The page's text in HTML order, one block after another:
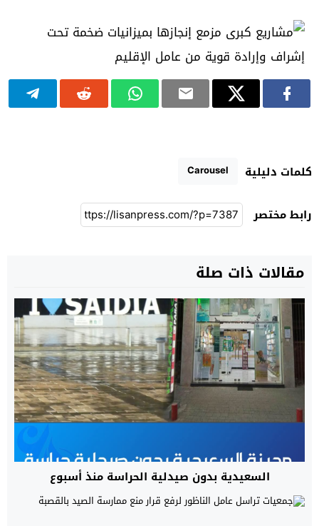
كلمات دليلية Carousel
رابط مختصر
مقالات ذات صلة
السعيدية بدون صيدلية الحراسة منذ أسبوع